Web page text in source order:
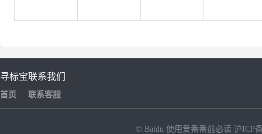
寻标宝
首页
联系我们
联系客服
© Baidu 使用爱番番前必读 沪ICP